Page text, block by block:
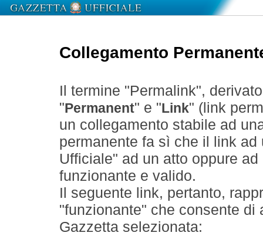
Collegamento
Il termine "Permalink",
" Permanent" e " Link" (link
un collegamento stabile ad
permanente fa sì che il link
Ufficiale" ad un atto oppure
funzionante e valido.
Il seguente link, pertanto,
"funzionante" che consente
Gazzetta selezionata: